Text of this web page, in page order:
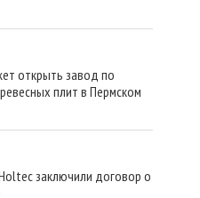
открыть завод по
плит в Пермском
заключили договор о